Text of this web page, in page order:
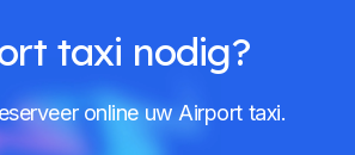
taxi nodig?
online uw Airport taxi.